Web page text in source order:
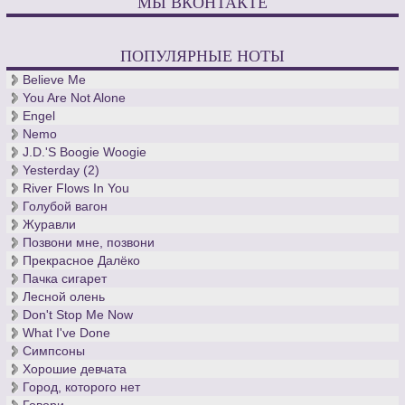
ПОПУЛЯРНЫЕ НОТЫ
Believe Me
You Are Not Alone
Engel
Nemo
J.D.'S Boogie Woogie
Yesterday (2)
River Flows In You
Голубой вагон
Журавли
Позвони мне, позвони
Прекрасное Далёко
Пачка сигарет
Лесной олень
Don't Stop Me Now
What I've Done
Симпсоны
Хорошие девчата
Город, которого нет